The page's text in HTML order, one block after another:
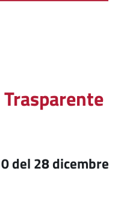
del 28 dicembre